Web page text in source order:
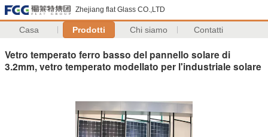
Zhejiang flat Glass CO.,LTD
Casa Prodotti Chi siamo Contatti
Vetro temperato ferro basso del pannello solare di
3.2mm, vetro temperato modellato per l'industriale solare